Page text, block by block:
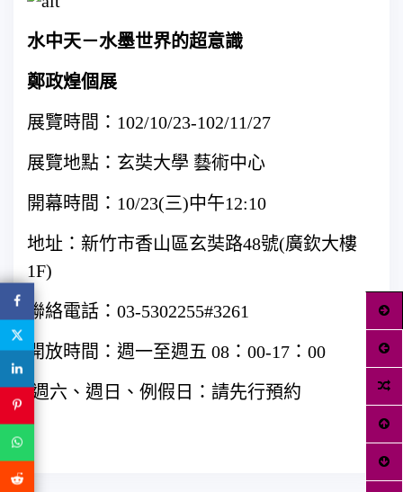
水中天－水墨世界的超意識
鄭政煌個展
展覽時間：102/10/23-102/11/27
展覽地點：玄奘大學 藝術中心
開幕時間：10/23(三)中午12:10
地址：新竹市香山區玄奘路48號(廣欽大樓
1F)
聯絡電話：03-5302255#3261
開放時間：週一至週五 08：00-17：00
週六、週日、例假日：請先行預約